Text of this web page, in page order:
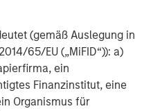
(gemäß Auslegung in
65/EU („MiFID“)): a)
ein
Finanzinstitut, eine
Organismus für
acquisitions of Ecwid
serve as the technology
of thousands of customer
worldwide.